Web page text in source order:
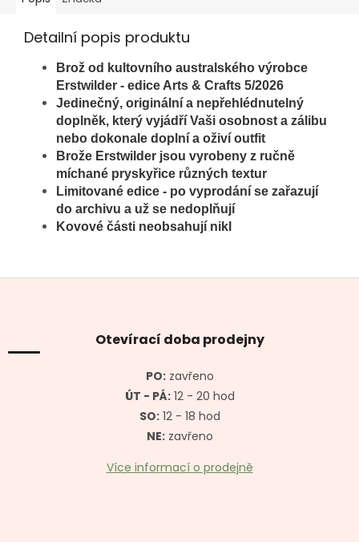
Detailní popis produktu
Brož od kultovního australského výrobce
Erstwilder - edice Arts & Crafts 5/2026
Jedinečný, originální a nepřehlédnutelný
doplněk, který vyjádří Vaši osobnost a zálibu
nebo dokonale doplní a oživí outfit
Brože Erstwilder jsou vyrobeny z ručně
míchané pryskyřice různých textur
Limitované edice - po vyprodání se zařazují
do archivu a už se nedoplňují
Kovové části neobsahují nikl
Z
Otevírací doba prodejny
PO:zavřeno
ÚT - PÁ:12 - 20 hod
SO:12 - 18 hod
NE:zavřeno
Více informací o prodejně